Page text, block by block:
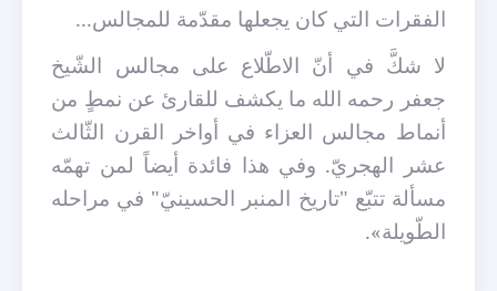
الفقرات التي كان يجعلها مقدّمة للمجالس...
لا شكَّ في أنّ الاطّلاع على مجالس الشّيخ
جعفر رحمه الله ما يكشف للقارئ عن نمطٍ من
أنماط مجالس العزاء في أواخر القرن الثّالث
عشر الهجريّ. وفي هذا فائدة أيضاً لمن تهمّه
مسألة تتبّع "تاريخ المنبر الحسينيّ" في مراحله
الطّويلة».